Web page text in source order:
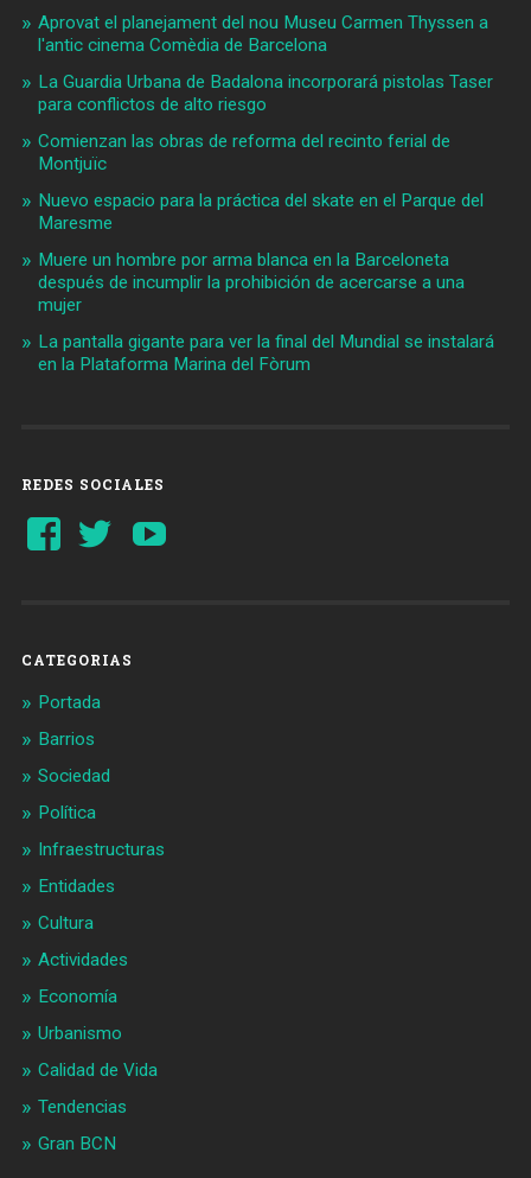
Aprovat el planejament del nou Museu Carmen Thyssen a
l'antic cinema Comèdia de Barcelona
La Guardia Urbana de Badalona incorporará pistolas Taser
para conflictos de alto riesgo
Comienzan las obras de reforma del recinto ferial de
Montjuïc
Nuevo espacio para la práctica del skate en el Parque del
Maresme
Muere un hombre por arma blanca en la Barceloneta
después de incumplir la prohibición de acercarse a una
mujer
La pantalla gigante para ver la final del Mundial se instalará
en la Plataforma Marina del Fòrum
REDES SOCIALES
Ver
perfil
Ver
perfil
CATEGORIAS
Portada
Barrios
Sociedad
Política
Infraestructuras
Entidades
Cultura
Actividades
Economía
Urbanismo
Calidad de Vida
Tendencias
Gran BCN